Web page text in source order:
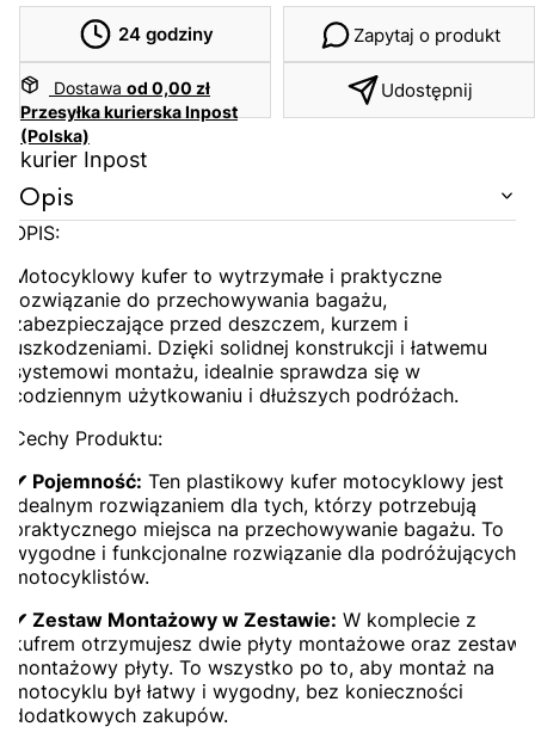
24 godziny
Dostawa od 0,00 zł
Przesyłka kurierska Inpost
(Polska)
kurier Inpost
Zapytaj o produkt
Udostępnij
Opis
OPIS:
Motocyklowy kufer to wytrzymałe i praktyczne
rozwiązanie do przechowywania bagażu,
zabezpieczające przed deszczem, kurzem i
uszkodzeniami. Dzięki solidnej konstrukcji i łatwemu
systemowi montażu, idealnie sprawdza się w
codziennym użytkowaniu i dłuższych podróżach.
Cechy Produktu:
✔ Pojemność: Ten plastikowy kufer motocyklowy jest
idealnym rozwiązaniem dla tych, którzy potrzebują
praktycznego miejsca na przechowywanie bagażu. To
wygodne i funkcjonalne rozwiązanie dla podróżujących
motocyklistów.
✔ Zestaw Montażowy w Zestawie: W komplecie z
kufrem otrzymujesz dwie płyty montażowe oraz zestaw
montażowy płyty. To wszystko po to, aby montaż na
motocyklu był łatwy i wygodny, bez konieczności
dodatkowych zakupów.